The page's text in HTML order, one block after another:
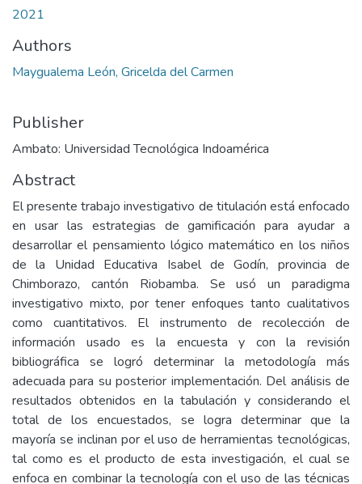
2021
Authors
Maygualema León, Gricelda del Carmen
Publisher
Ambato: Universidad Tecnológica Indoamérica
Abstract
El presente trabajo investigativo de titulación está enfocado
en usar las estrategias de gamificación para ayudar a
desarrollar el pensamiento lógico matemático en los niños
de la Unidad Educativa Isabel de Godín, provincia de
Chimborazo, cantón Riobamba. Se usó un paradigma
investigativo mixto, por tener enfoques tanto cualitativos
como cuantitativos. El instrumento de recolección de
información usado es la encuesta y con la revisión
bibliográfica se logró determinar la metodología más
adecuada para su posterior implementación. Del análisis de
resultados obtenidos en la tabulación y considerando el
total de los encuestados, se logra determinar que la
mayoría se inclinan por el uso de herramientas tecnológicas,
tal como es el producto de esta investigación, el cual se
enfoca en combinar la tecnología con el uso de las técnicas